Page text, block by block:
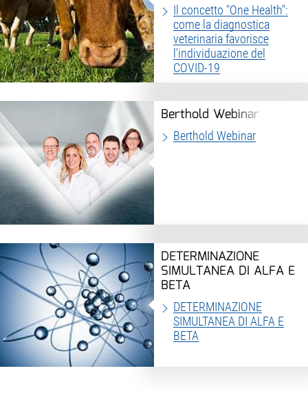
Il concetto "One Health":
come la diagnostica
veterinaria favorisce
l'individuazione del
COVID-19
Berthold Webinar
Berthold Webinar
DETERMINAZIONE
SIMULTANEA DI ALFA E
BETA
DETERMINAZIONE
SIMULTANEA DI ALFA E
BETA